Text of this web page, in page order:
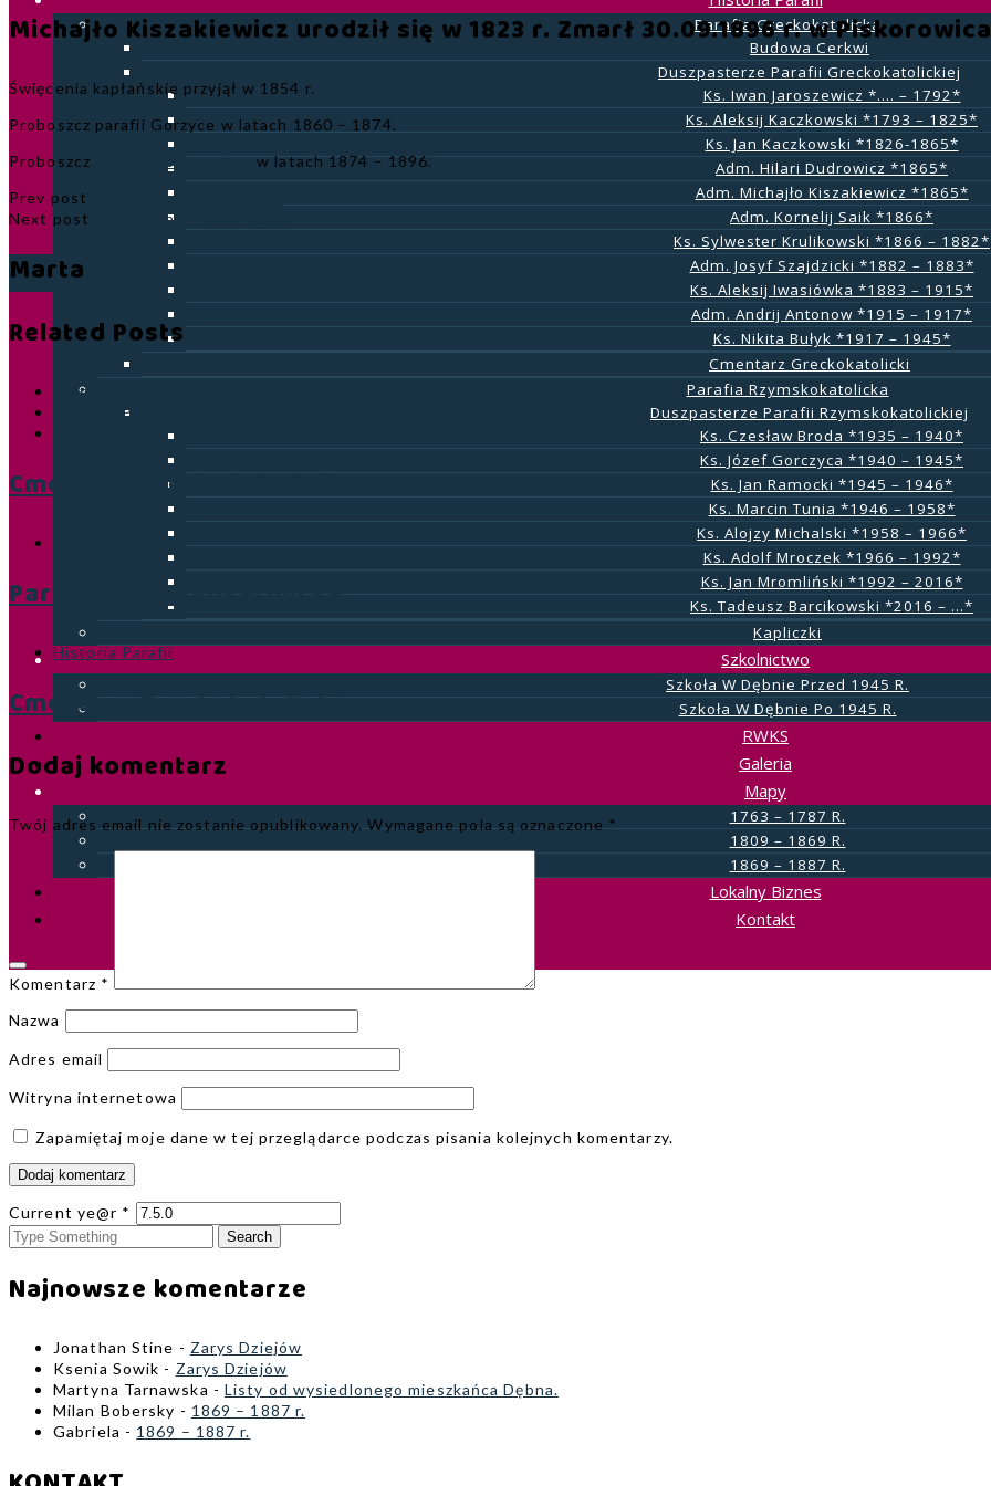
Parafia Greckokatolicka
Budowa Cerkwi
Duszpasterze Parafii Greckokatolickiej
Ks. Iwan Jaroszewicz *…. – 1792*
Ks. Aleksij Kaczkowski *1793 – 1825*
Ks. Jan Kaczkowski *1826-1865*
Adm. Hilari Dudrowicz *1865*
Adm. Michajło Kiszakiewicz *1865*
Adm. Kornelij Saik *1866*
Ks. Sylwester Krulikowski *1866 – 1882*
Adm. Josyf Szajdzicki *1882 – 1883*
Ks. Aleksij Iwasiówka *1883 – 1915*
Adm. Andrij Antonow *1915 – 1917*
Ks. Nikita Bułyk *1917 – 1945*
Cmentarz Greckokatolicki
Parafia Rzymskokatolicka
Duszpasterze Parafii Rzymskokatolickiej
Ks. Czesław Broda *1935 – 1940*
Ks. Józef Gorczyca *1940 – 1945*
Ks. Jan Ramocki *1945 – 1946*
Ks. Marcin Tunia *1946 – 1958*
Ks. Alojzy Michalski *1958 – 1966*
Ks. Adolf Mroczek *1966 – 1992*
Ks. Jan Mromliński *1992 – 2016*
Ks. Tadeusz Barcikowski *2016 – …*
Kapliczki
Szkolnictwo
Szkoła W Dębnie Przed 1945 R.
Szkoła W Dębnie Po 1945 R.
RWKS
Galeria
Mapy
1763 – 1787 R.
1809 – 1869 R.
1869 – 1887 R.
Lokalny Biznes
Kontakt
Michajło Kiszakiewicz urodził się w 1823 r. Zmarł 30.09.1896 r. w
Święcenia kapłańskie przyjął w 1854 r.
Proboszcz parafii Gorzyce w latach 1860 – 1874.
Proboszcz
parafii Piskorowicew latach 1874 – 1896.
Prev post
Parafia Greckokatolicka
Next post
adm. Kornelij Saik *1866*
Marta
Related Posts
Galeria
Historia Parafii
Cmentarz Greckokatolicki
Historia Parafii
Parafia Rzymskokatolicka
Historia Parafii
Cmentarz Greckokatolicki
Dodaj komentarz
Twój adres email nie zostanie opublikowany. Wymagane pola są oznaczone*
Komentarz *
Nazwa
Adres email
Witryna internetowa
Zapamiętaj moje dane w tej przeglądarce podczas pisania kolejnych komentarzy.
Current ye@r *
Najnowsze komentarze
Jonathan Stine - Zarys Dziejów
Ksenia Sowik - Zarys Dziejów
Martyna Tarnawska -Listy od wysiedlonego mieszkańca Dębna.
Milan Bobersky - 1869 – 1887 r.
Gabriela - 1869 – 1887 r.